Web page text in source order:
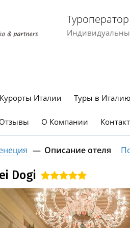
Курорты Италии Туры в Италию
Отзывы О Компании
Описание отеля
Dogi